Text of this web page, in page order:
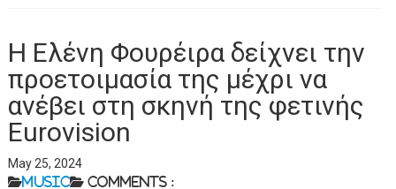
Η Ελένη Φουρέιρα δείχνει την
προετοιμασία της μέχρι να
ανέβει στη σκηνή της φετινής
Eurovision
May 25, 2024
Music Comments :